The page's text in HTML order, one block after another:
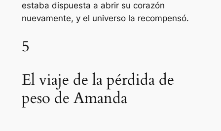
estaba dispuesta a abrir su corazón
nuevamente, y el universo la recompensó.
5
El viaje de la pérdida de
peso de Amanda